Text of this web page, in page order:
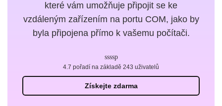
které vám umožňuje připojit se ke
vzdáleným zařízením na portu COM, jako by
byla připojena přímo k vašemu počítači.
Získejte zdarma
4.7 pořadí na základě 243 uživatelů